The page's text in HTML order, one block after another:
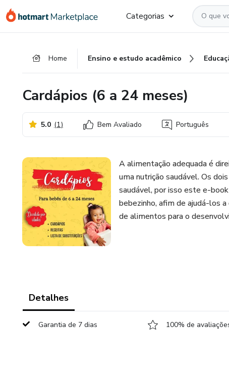
para
para
para
Categorias
Home Ensino e estudo acadêmico
Cardápios (6 a 24 meses)
5.0 (1) Bem Avaliado Português
A alimentação adequada é
uma nutrição saudável. Os
saudável, por isso este e-
bebezinho, afim de ajudá-los
de alimentos para o
Detalhes
Garantia de 7 dias 100% de